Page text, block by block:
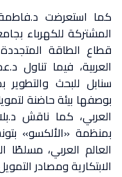
كما استعرضت د.فاطمة
المشتركة للكهرباء
قطاع الطاقة
العربية، فيما تناول
سنابل للبحث
بوصفها بيئة حاضنة
العربي، كما ناقش
بمنظمة «الألكسو»
العالم العربي، مسلطًا
الابتكارية ومصادر